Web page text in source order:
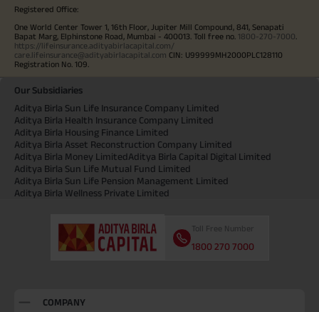
Registered Office:
One World Center Tower 1, 16th Floor, Jupiter Mill Compound, 841, Senapati
Bapat Marg, Elphinstone Road, Mumbai - 400013. Toll free no. 1800-270-7000
https://lifeinsurance.adityabirlacapital.com/
care.lifeinsurance@adityabirlacapital.com CIN: U99999MH2000PLC128110
Registration No. 109.
Our Subsidiaries
Aditya Birla Sun Life Insurance Company Limited
Aditya Birla Health Insurance Company Limited
Aditya Birla Housing Finance Limited
Aditya Birla Asset Reconstruction Company Limited
Aditya Birla Money LimitedAditya Birla Capital Digital Limited
Aditya Birla Sun Life Mutual Fund Limited
Aditya Birla Sun Life Pension Management Limited
Aditya Birla Wellness Private Limited
Toll Free Number
1800 270 7000
COMPANY